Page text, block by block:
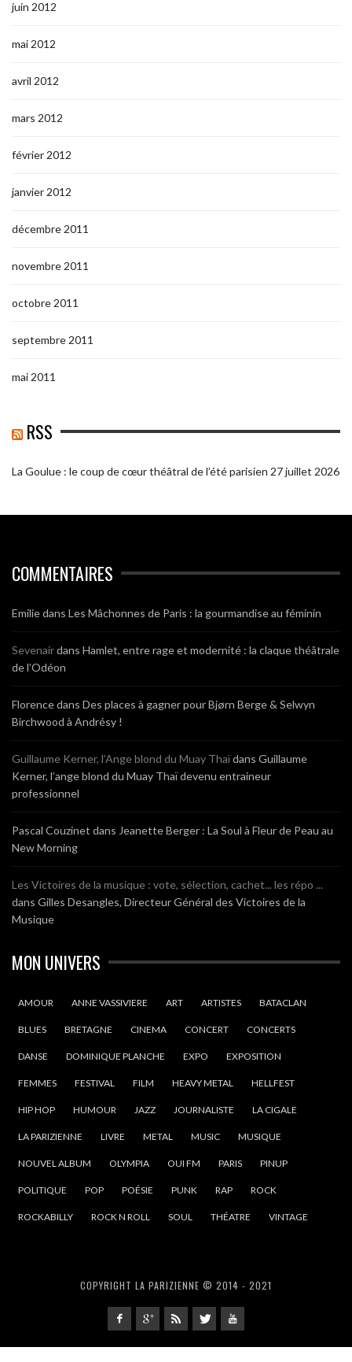
juin 2012
mai 2012
avril 2012
mars 2012
février 2012
janvier 2012
décembre 2011
novembre 2011
octobre 2011
septembre 2011
mai 2011
RSS
La Goulue : le coup de cœur théâtral de l’été parisien 27 juillet 2026
COMMENTAIRES
Emiliedans Les Mâchonnes de Paris : la gourmandise au féminin
Sevenairdans Hamlet, entre rage et modernité : la claque théâtrale
de l’Odéon
Florencedans Des places à gagner pour Bjørn Berge & Selwyn
Birchwood à Andrésy !
Guillaume Kerner, l’Ange blond du Muay Thaïdans Guillaume
Kerner, l’ange blond du Muay Thaï devenu entraineur
professionnel
Pascal Couzinet dans Jeanette Berger : La Soul à Fleur de Peau au
New Morning
Les Victoires de la musique : vote, sélection, cachet... les répo ...
dans Gilles Desangles, Directeur Général des Victoires de la
Musique
MON UNIVERS
AMOUR ANNE VASSIVIERE ART ARTISTES BATACLAN
BLUES BRETAGNE CINEMA CONCERT CONCERTS
DANSE DOMINIQUE PLANCHE EXPO EXPOSITION
FEMMES FESTIVAL FILM HEAVY METAL HELLFEST
HIP HOP HUMOUR JAZZ JOURNALISTE LA CIGALE
LA PARIZIENNE LIVRE METAL MUSIC MUSIQUE
NOUVEL ALBUM OLYMPIA OUI FM PARIS PINUP
POLITIQUE POP POÉSIE PUNK RAP ROCK
ROCKABILLY ROCK N ROLL SOUL THÉATRE VINTAGE
COPYRIGHT LA PARIZIENNE © 2014 - 2021